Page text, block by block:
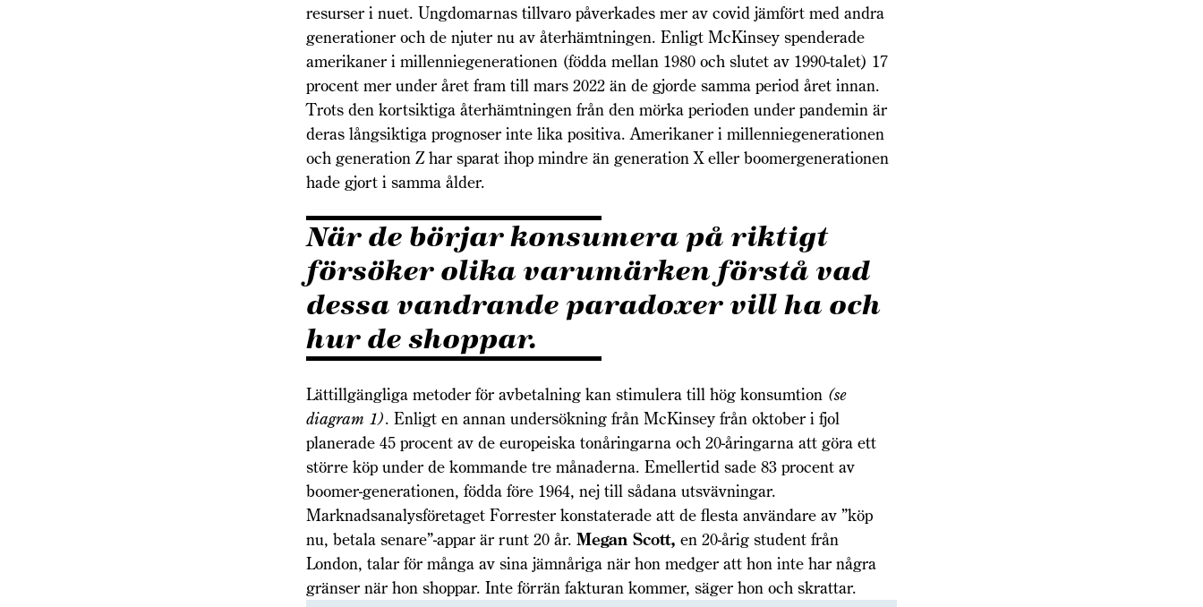
resurser i nuet. Ungdomarnas tillvaro påverkades mer av covid jämfört med andra
generationer och de njuter nu av återhämtningen. Enligt McKinsey spenderade
amerikaner i millenniegenerationen (födda mellan 1980 och slutet av 1990-talet) 17
procent mer under året fram till mars 2022 än de gjorde samma period året innan.
Trots den kortsiktiga återhämtningen från den mörka perioden under pandemin är
deras långsiktiga prognoser inte lika positiva. Amerikaner i millenniegenerationen
och generation Z har sparat ihop mindre än generation X eller boomer­generationen
hade gjort i samma ålder.
När de börjar konsumera på riktigt
försöker olika varumärken förstå vad
dessa vandrande paradoxer vill ha och
hur de shoppar.
Lättillgängliga metoder för avbetalning kan stimulera till hög konsumtion (se
diagram 1). Enligt en annan undersökning från McKinsey från oktober i fjol
planerade 45 procent av de europeiska tonåringarna och 20-åringarna att göra ett
större köp under de kommande tre månaderna. Emellertid sade 83 procent av
boomer-generationen, födda före 1964, nej till sådana utsvävningar.
Marknadsanalysföretaget Forrester konstaterade att de flesta användare av ”köp
nu, betala senare”-appar är runt 20 år. Megan Scott, en 20-årig student från
London, talar för många av sina jämnåriga när hon medger att hon inte har några
gränser när hon shoppar. Inte förrän fakturan kommer, säger hon och skrattar.